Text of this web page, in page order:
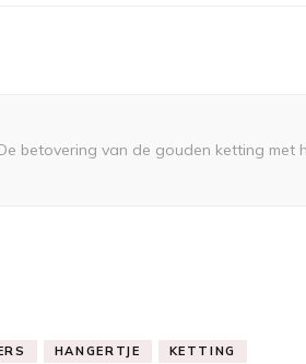
betovering van de gouden ketting met
HANGERTJE
KETTING